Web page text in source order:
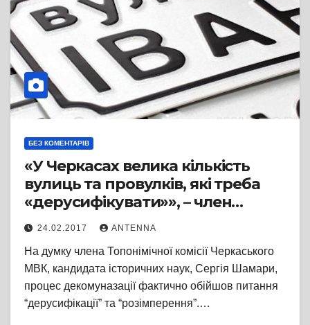
БЕЗ КОМЕНТАРІВ
«У Черкасах велика кількість
вулиць та провулків, які треба
«дерусифікувати»», – член
Топонімічної комісії
24.02.2017 ANTENNA
На думку члена Топонімічної комісії Черкаського
МВК, кандидата історичних наук, Сергія Шамари,
процес декомуназації фактично обійшов питання
“дерусифікації” та “розімперення”.…